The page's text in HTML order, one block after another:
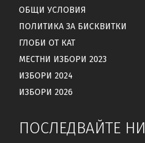
ОБЩИ УСЛОВИЯ
ПОЛИТИКА ЗА БИСКВИТКИ
ГЛОБИ ОТ КАТ
МЕСТНИ ИЗБОРИ 2023
ИЗБОРИ 2024
ИЗБОРИ 2026
ПОСЛЕДВАЙТЕ НИ